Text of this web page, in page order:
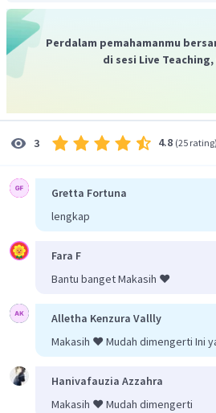
Perdalam pemahamanmu
di sesi Live Teaching,
3 4.8 (25 rating)
Gretta Fortuna
lengkap
Fara F
Bantu banget Makasih ❤️
Alletha Kenzura Vallly
Makasih ❤️ Mudah dimengerti Ini
Hanivafauzia Azzahra
Makasih ❤️ Mudah dimengerti